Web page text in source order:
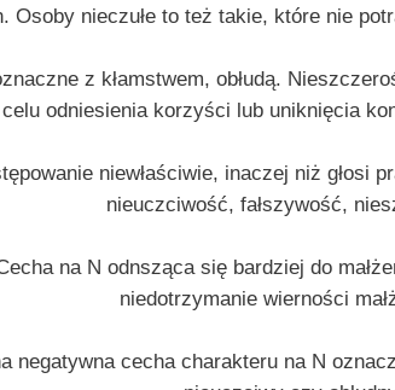
Osoby nieczułe to też takie, które nie
z kłamstwem, obłudą.
odniesienia korzyści lub uniknięcia
niewłaściwie, inaczej niż głosi
nieuczciwość, fałszywość,
na N odnsząca się bardziej do
niedotrzymanie wierności
negatywna cecha charakteru na N